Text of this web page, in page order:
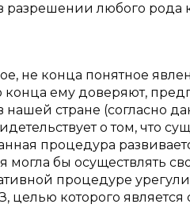
любого рода
не конца понятное
конца ему доверяют,
стране (согласно
о том, что
процедура
бы осуществлять
процедуре
которого является